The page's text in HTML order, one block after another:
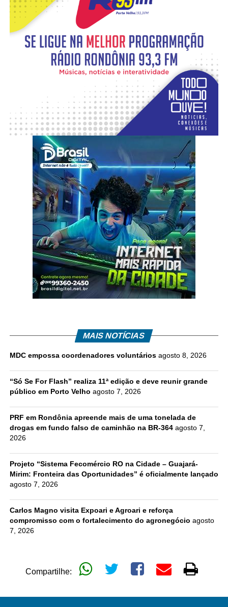
MAIS NOTÍCIAS
MDC empossa coordenadores voluntários agosto 8, 2026
“Só Se For Flash” realiza 11ª edição e deve reunir grande
público em Porto Velho agosto 7, 2026
PRF em Rondônia apreende mais de uma tonelada de
drogas em fundo falso de caminhão na BR-364 agosto 7,
2026
Projeto “Sistema Fecomércio RO na Cidade – Guajará-
Mirim: Fronteira das Oportunidades” é oficialmente lançado
agosto 7, 2026
Carlos Magno visita Expoari e Agroari e reforça
compromisso com o fortalecimento do agronegócio agosto
7, 2026
Compartilhe: